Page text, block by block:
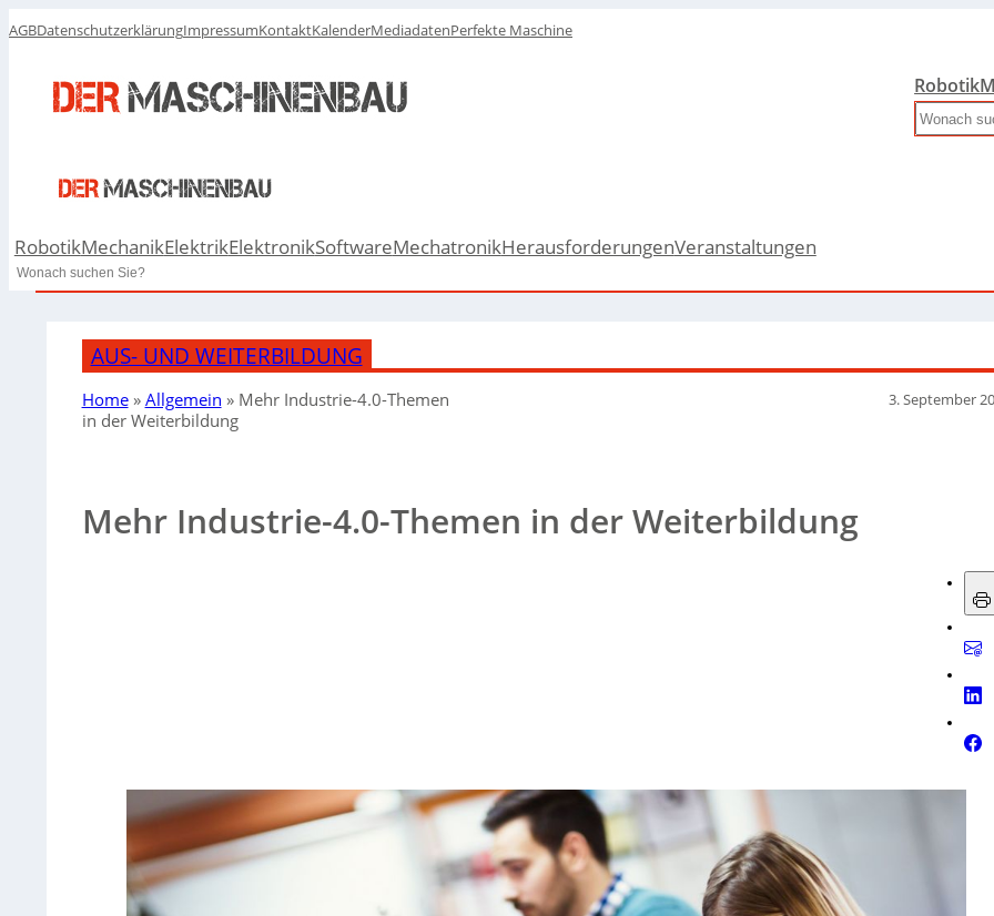
AGBDatenschutzerklärungImpressumKontaktKalenderMediadatenPerfekte Maschine
Robotik
Search
RobotikMechanikElektrikElektronikSoftwareMechatronikHerausforderungenVeranstaltungen
Search
AUS- UND WEITERBILDUNG
Home» Allgemein » Mehr Industrie-4.0-Themen
in der Weiterbildung
3. September
Mehr Industrie-4.0-Themen in der Weiterbildung